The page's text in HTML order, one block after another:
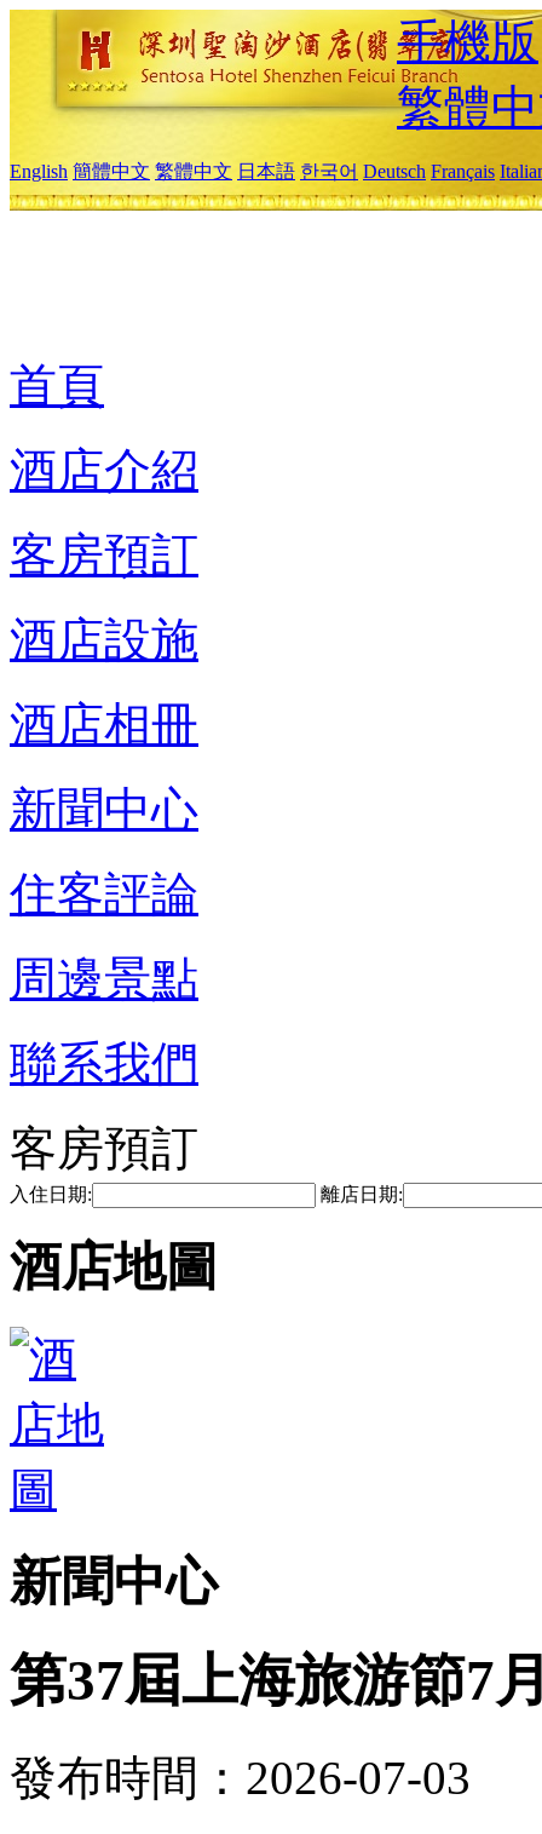
手機版
繁體
English 簡體中文 繁體中文 日本語 한국어 Deutsch Français
首頁
酒店介紹
客房預訂
酒店設施
酒店相冊
新聞中心
住客評論
周邊景點
聯系我們
客房預訂
入住日期: 離店日期:
酒店地圖
新聞中心
第37屆上海旅游節7
發布時間：2026-07-03